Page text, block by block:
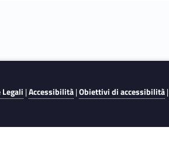
Legali |Accessibilità|Obiettivi di accessibilità|